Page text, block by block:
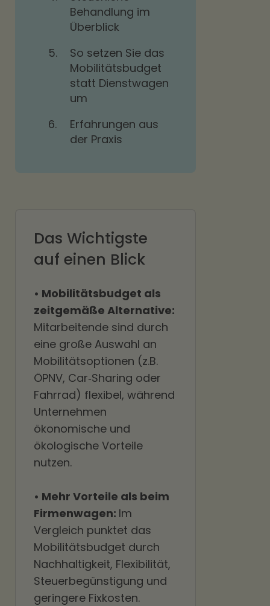
Behandlung im
Überblick
5.
So setzen Sie das
Mobilitätsbudget
statt Dienstwagen
um
6.
Erfahrungen aus
der Praxis
Das Wichtigste
auf einen Blick
• Mobilitätsbudget als
zeitgemäße Alternative:
Mitarbeitende sind durch
eine große Auswahl an
Mobilitätsoptionen (z.B.
ÖPNV, Car‑Sharing oder
Fahrrad) flexibel, während
Unternehmen
ökonomische und
ökologische Vorteile
nutzen.
• Mehr Vorteile als beim
Firmenwagen: Im
Vergleich punktet das
Mobilitätsbudget durch
Nachhaltigkeit, Flexibilität,
Steuerbegünstigung und
geringere Fixkosten.